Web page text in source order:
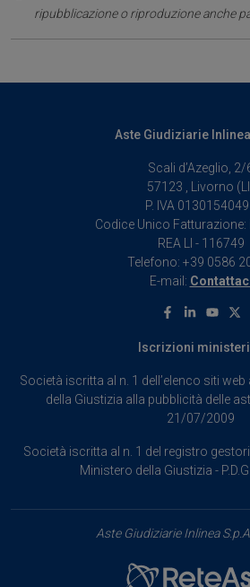
ripubblicazione o riproduzione anche
Aste Giudiziarie Inlinea
Scali d’Azeglio, 2/
57123 , Livorno
P. IVA
Codice Unico Fatturazione:
REA LI - 116749
Telefono: +39 0586
E-mail:
Facebook
LinkedinYoutube
X
Iscrizioni
Società iscritta al n. 1 dell’elenco siti
della Giustizia alla pubblicità delle
21/07/2009
Società iscritta al n. 1 del registro
Ministero della Giustizia -
Aste Giudiziarie Inlinea